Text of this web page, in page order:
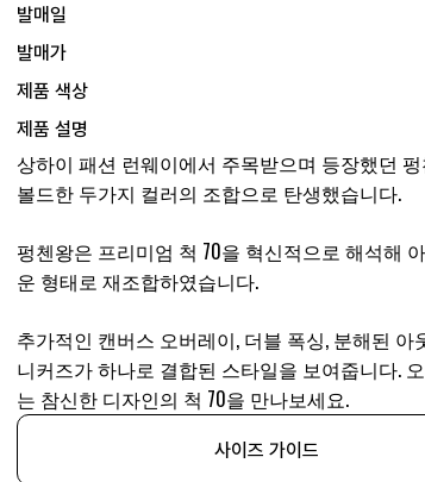
발매일
발매가
제품 색상
제품 설명
상하이 패션 런웨이에서 주목받으며 등장했던
볼드한 두가지 컬러의 조합으로 탄생했습니다.
펑첸왕은 프리미엄 척 70을 혁신적으로 해석해
운 형태로 재조합하였습니다.
추가적인 캔버스 오버레이, 더블 폭싱, 분해된 아
니커즈가 하나로 결합된 스타일을 보여줍니다.
는 참신한 디자인의 척 70을 만나보세요.
사이즈 가이드